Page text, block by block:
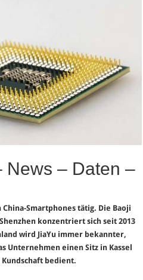
News – Daten –
China-Smartphones tätig. Die Baoji
konzentriert sich seit 2013
wird JiaYu immer bekannter,
Unternehmen einen Sitz in Kassel
bedient.